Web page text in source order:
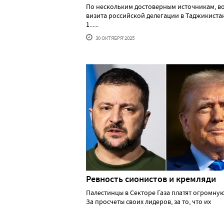
По нескольким достоверным источникам,
визита российской делегации в
1......
30 ОКТЯБРЯ'2025
Ревность сионистов и кремляди
Палестинцы в Секторе Газа платят
За просчеты своих лидеров, за то, что их